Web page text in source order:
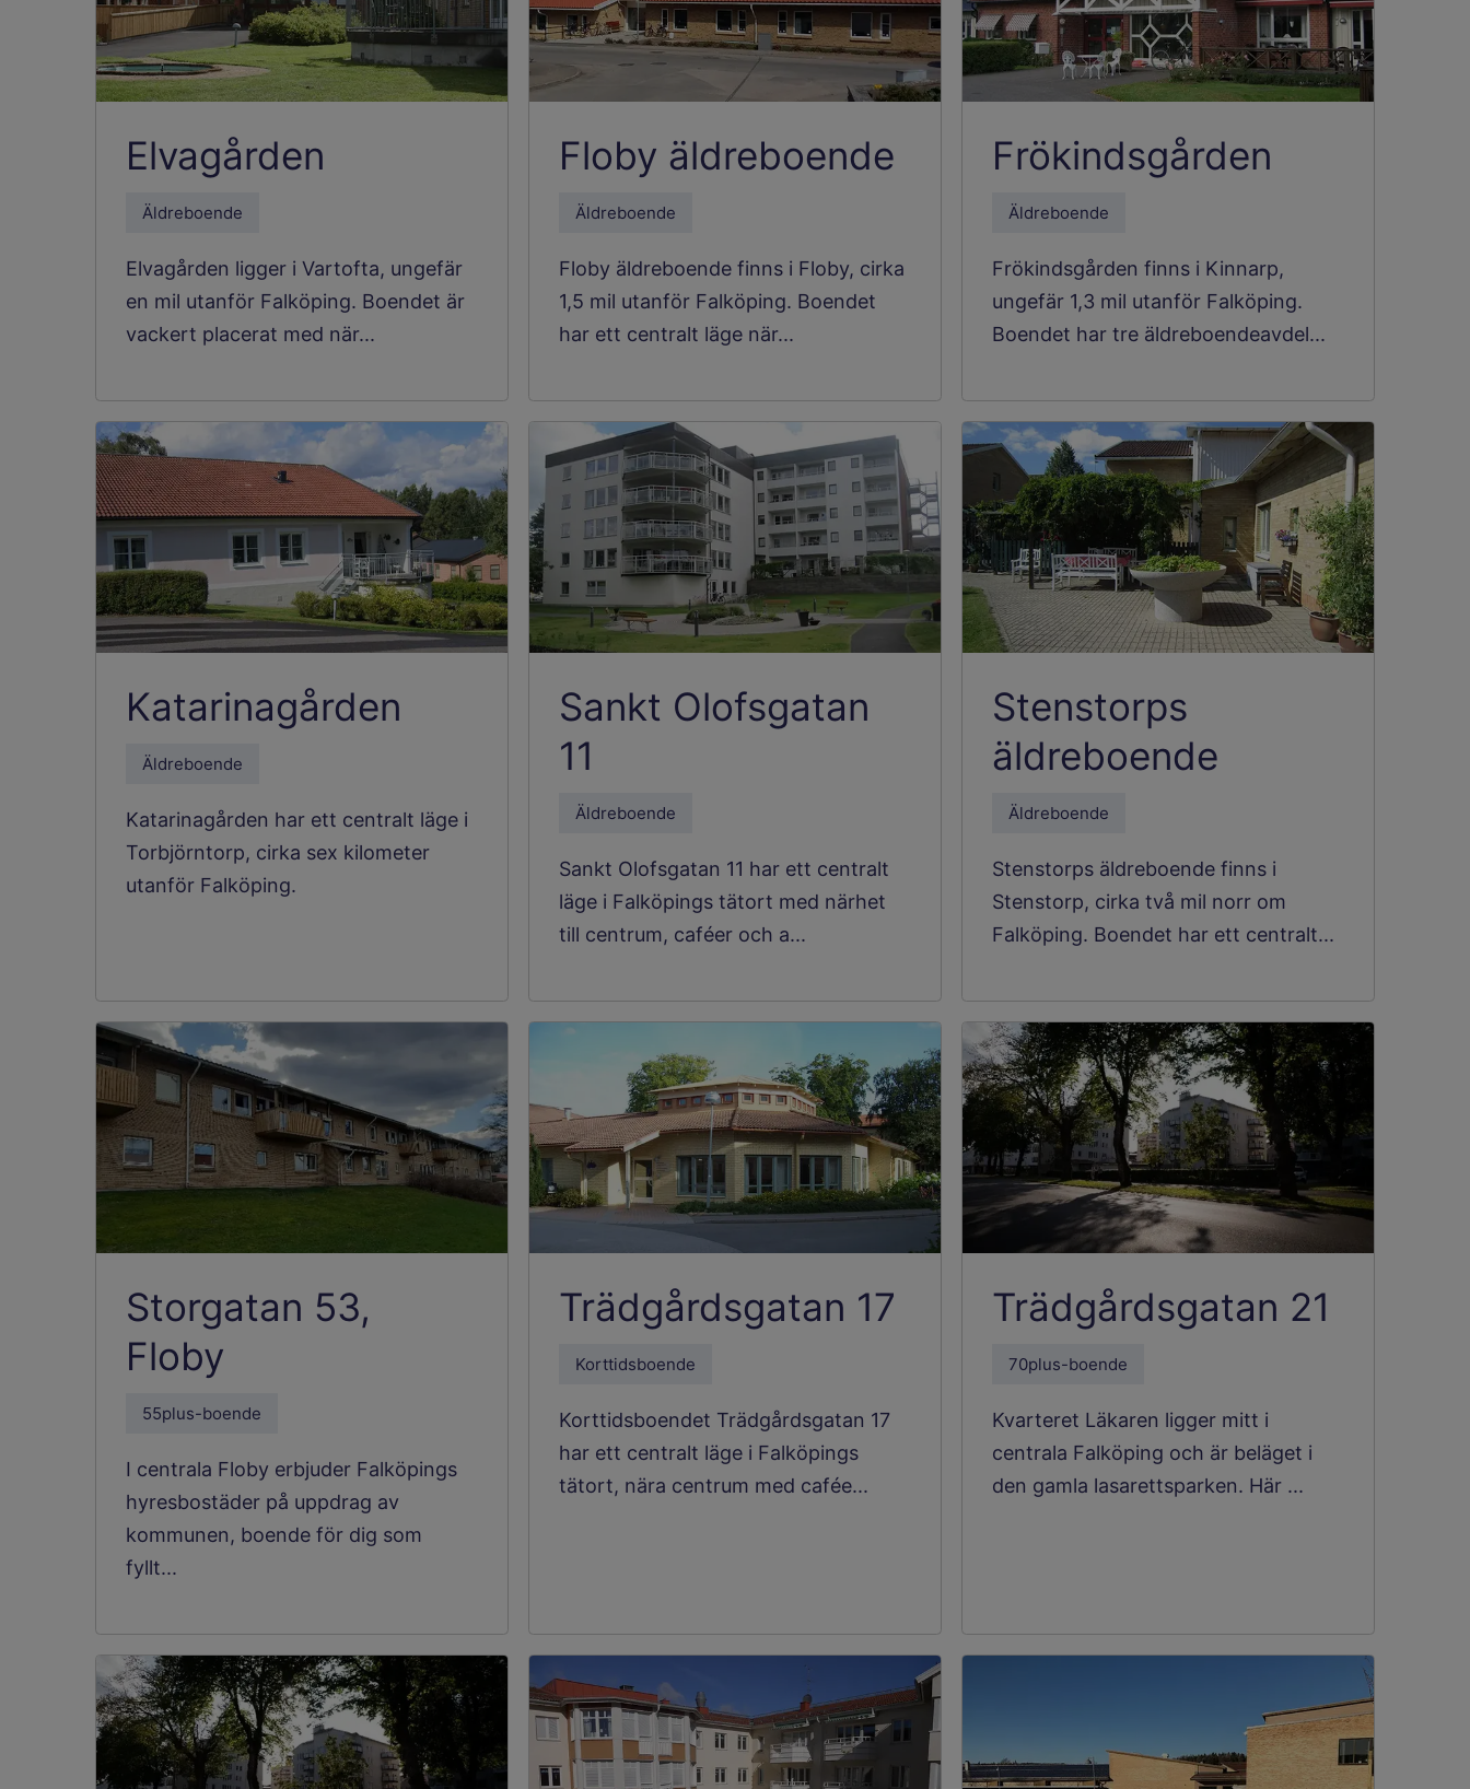
Elvagården
Äldreboende
Elvagården ligger i Vartofta, ungefär
en mil utanför Falköping. Boendet är
vackert placerat med när...
Floby äldreboende
Äldreboende
Floby äldreboende finns i Floby, cirka
1,5 mil utanför Falköping. Boendet
har ett centralt läge när...
Frökindsgården
Äldreboende
Frökindsgården finns i Kinnarp,
ungefär 1,3 mil utanför Falköping.
Boendet har tre äldreboendeavdel...
Katarinagården
Äldreboende
Katarinagården har ett centralt läge i
Torbjörntorp, cirka sex kilometer
utanför Falköping.
Sankt Olofsgatan
11
Äldreboende
Sankt Olofsgatan 11 har ett centralt
läge i Falköpings tätort med närhet
till centrum, caféer och a...
Stenstorps
äldreboende
Äldreboende
Stenstorps äldreboende finns i
Stenstorp, cirka två mil norr om
Falköping. Boendet har ett centralt...
Storgatan 53,
Floby
55plus-boende
I centrala Floby erbjuder Falköpings
hyresbostäder på uppdrag av
kommunen, boende för dig som
fyllt...
Trädgårdsgatan 17
Korttidsboende
Korttidsboendet Trädgårdsgatan 17
har ett centralt läge i Falköpings
tätort, nära centrum med cafée...
Trädgårdsgatan 21
70plus-boende
Kvarteret Läkaren ligger mitt i
centrala Falköping och är beläget i
den gamla lasarettsparken. Här ...